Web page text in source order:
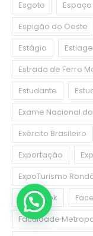
Esgoto
Espigão do Oeste
Estágio
Estrada de Ferro
Estudante
Exame Nacional
Exército Brasileiro
Exportação
ExpoTurismo
Facebook
Faculdade